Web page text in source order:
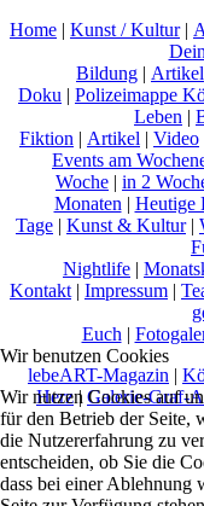
Home | Kunst / Kultur|
Bildung | Artikel
Doku | Polizeimappe
Leben |
Fiktion | Artikel | Video
Events am
Woche | in 2
Monaten | Heutige
Tage | Kunst & Kultur|
Nightlife |
Kontakt | Impressum |
Euch |
lebeART-Magazin |
Herz| Galerie-Graf-
Wir benutzen Cookies
Wir nutzen Cookies auf
für den Betrieb der Seite,
die Nutzererfahrung zu
entscheiden, ob Sie die
dass bei einer Ablehnung